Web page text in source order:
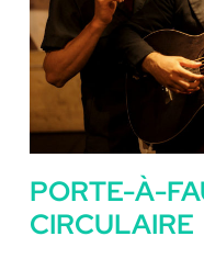
PORTE-À-
CIRCULAIRE